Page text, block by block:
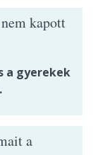
kapott
a gyerekek
a